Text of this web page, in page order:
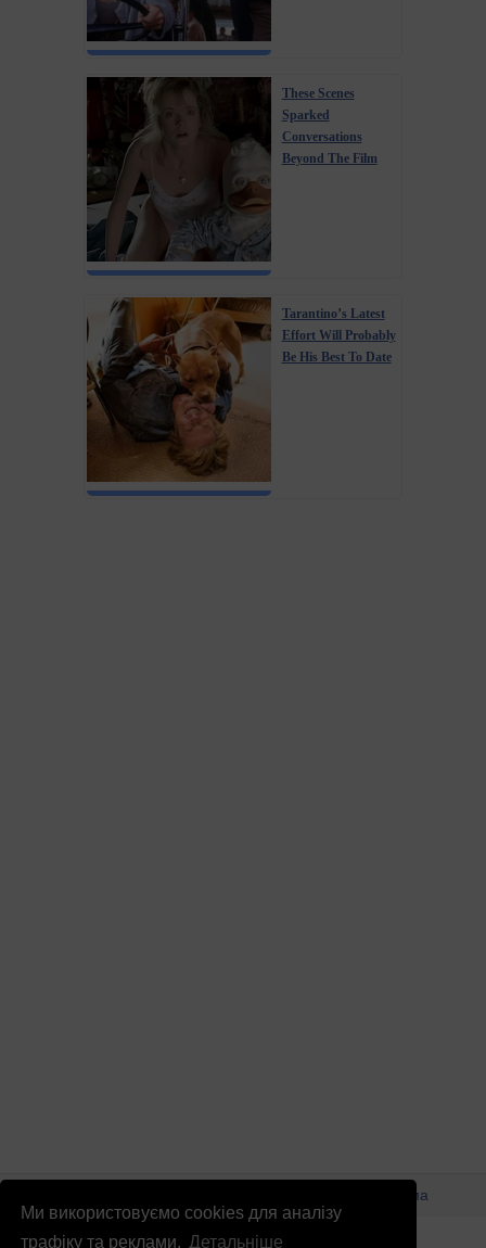
Ми використовуємо cookies для аналізу
трафіку та реклами. Детальніше
These Scenes
Sparked
Conversations
Beyond The Film
Tarantino’s Latest
Effort Will Probably
Be His Best To Date
Реклама
info @patrioty.org.ua